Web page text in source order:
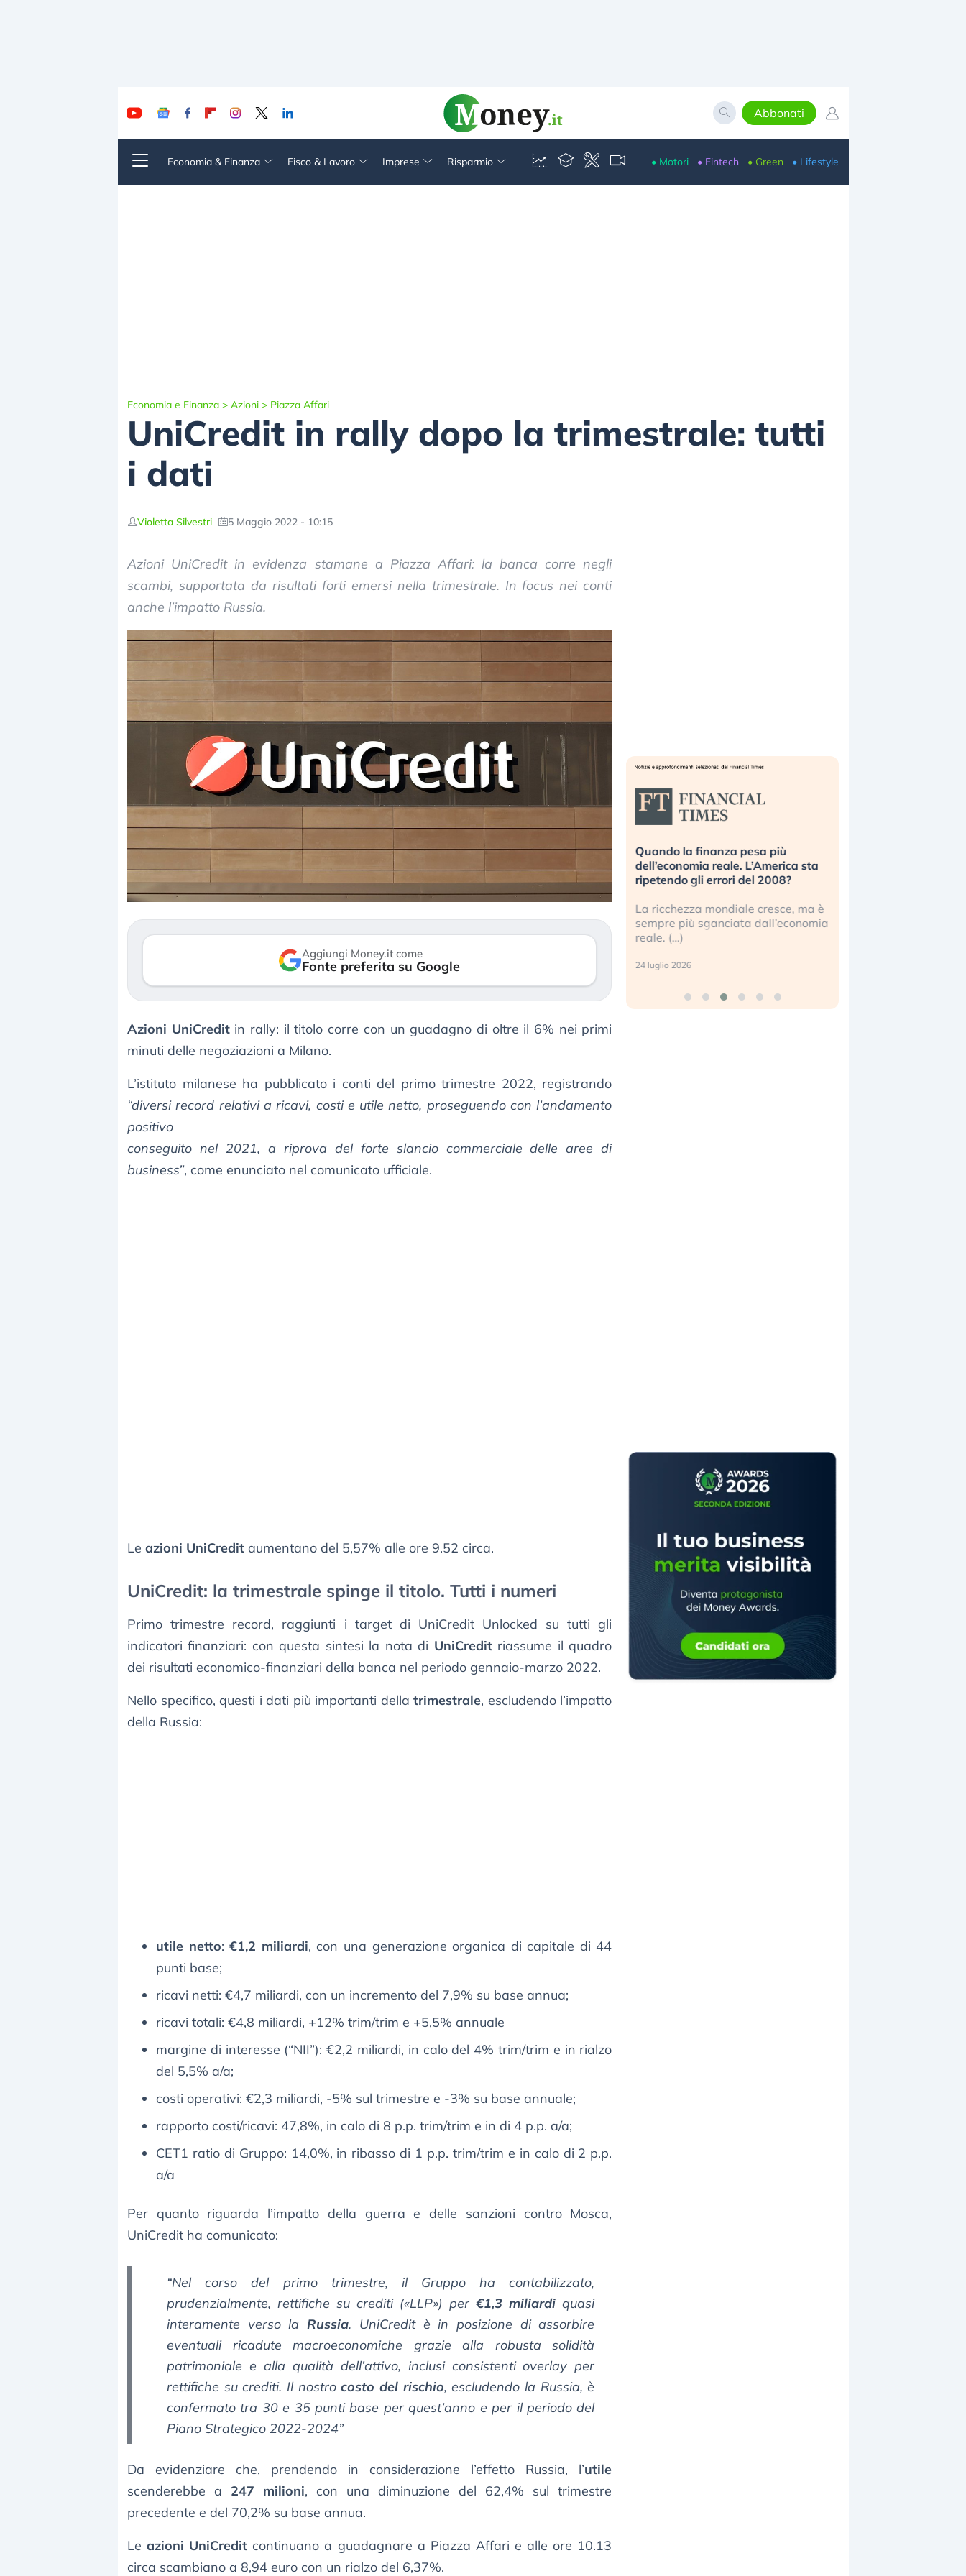
Abbonati
Economia & Finanza Fisco & Lavoro Imprese Risparmio • Motori • Fintech • Green • Lifestyle
Economia e Finanza > Azioni > Piazza Affari
UniCredit in rally dopo la trimestrale: tutti
i dati
Violetta Silvestri 5 Maggio 2022 - 10:15
Azioni UniCredit in evidenza stamane a Piazza Affari: la banca corre negli
scambi, supportata da risultati forti emersi nella trimestrale. In focus nei conti
anche l’impatto Russia.
Aggiungi Money.it come
Fonte preferita su Google
Azioni UniCreditin rally: il titolo corre con un guadagno di oltre il 6% nei primi
minuti delle negoziazioni a Milano.
L’istituto milanese ha pubblicato i conti del primo trimestre 2022, registrando
“diversi record relativi a ricavi, costi e utile netto, proseguendo con l’andamento
positivo
conseguito nel 2021, a riprova del forte slancio commerciale delle aree di
business”, come enunciato nel comunicato ufficiale.
Le azioni UniCredit aumentano del 5,57% alle ore 9.52 circa.
UniCredit: la trimestrale spinge il titolo. Tutti i numeri
Primo trimestre record, raggiunti i target di UniCredit Unlocked su tutti gli
indicatori finanziari: con questa sintesi la nota di UniCreditriassume il quadro
dei risultati economico-finanziari della banca nel periodo gennaio-marzo 2022.
Nello specifico, questi i dati più importanti dellatrimestrale, escludendo l’impatto
della Russia:
utile netto:€1,2 miliardi, con una generazione organica di capitale di 44
punti base;
ricavi netti: €4,7 miliardi, con un incremento del 7,9% su base annua;
ricavi totali: €4,8 miliardi, +12% trim/trim e +5,5% annuale
margine di interesse (“NII”): €2,2 miliardi, in calo del 4% trim/trim e in rialzo
del 5,5% a/a;
costi operativi: €2,3 miliardi, -5% sul trimestre e -3% su base annuale;
rapporto costi/ricavi: 47,8%, in calo di 8 p.p. trim/trim e in di 4 p.p. a/a;
CET1 ratio di Gruppo: 14,0%, in ribasso di 1 p.p. trim/trim e in calo di 2 p.p.
a/a
Per quanto riguarda l’impatto della guerra e delle sanzioni contro Mosca,
UniCredit ha comunicato:
“Nel corso del primo trimestre, il Gruppo ha contabilizzato,
prudenzialmente, rettifiche su crediti («LLP») per€1,3 miliardi quasi
interamente verso laRussia. UniCredit è in posizione di assorbire
eventuali ricadute macroeconomiche grazie alla robusta solidità
patrimoniale e alla qualità dell’attivo, inclusi consistenti overlay per
rettifiche su crediti. Il nostrocosto del rischio, escludendo la Russia, è
confermato tra 30 e 35 punti base per quest’anno e per il periodo del
Piano Strategico 2022-2024”
Da evidenziare che, prendendo in considerazione l’effetto Russia, l’utile
scenderebbe a 247 milioni, con una diminuzione del 62,4% sul trimestre
precedente e del 70,2% su base annua.
Leazioni UniCredit continuano a guadagnare a Piazza Affari e alle ore 10.13
circa scambiano a 8,94 euro con un rialzo del 6,37%.
Dalle valutazioni estreme alla
repricing degli asset?
mostrando segni di stanchezza
verso le (…)
«La mia vita è rovinata». Investitori
della bolla AI
Kospi, mentre gli investitori retail (…)
30 luglio 2026
Quando la finanza pesa più
dell’economia reale. L’America sta
ripetendo gli errori del 2008?
La ricchezza mondiale cresce, ma è
sempre più sganciata dall’economia
reale. (…)
24 luglio 2026